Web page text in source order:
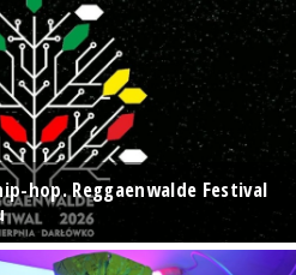
hop. Reggaenwalde Festival